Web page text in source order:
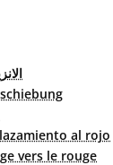
al rojo
vers le rouge